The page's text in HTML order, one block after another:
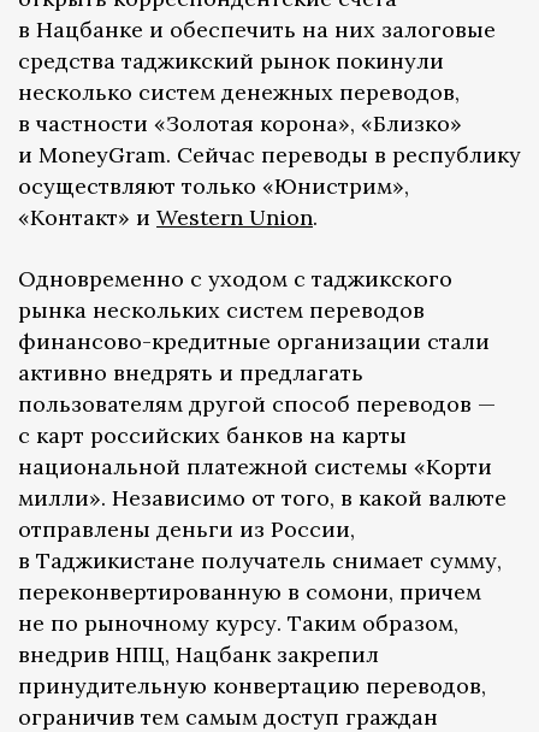
в Нацбанке и обеспечить на них залоговые
средства таджикский рынок покинули
несколько систем денежных переводов,
в частности «Золотая корона», «Близко»
и MoneyGram. Сейчас переводы в республику
осуществляют только «Юнистрим»,
«Контакт» и Western Union.
Одновременно с уходом с таджикского
рынка нескольких систем переводов
финансово-кредитные организации стали
активно внедрять и предлагать
пользователям другой способ переводов —
с карт российских банков на карты
национальной платежной системы «Корти
милли». Независимо от того, в какой валюте
отправлены деньги из России,
в Таджикистане получатель снимает сумму,
переконвертированную в сомони, причем
не по рыночному курсу. Таким образом,
внедрив НПЦ, Нацбанк закрепил
принудительную конвертацию переводов,
ограничив тем самым доступ граждан